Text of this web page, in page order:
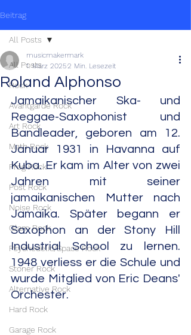
Beitrag
All Posts
Rock
Avantgarde Rock
Art Rock
Math Rock
Prog Rock
Post Rock
Noise Rock
Glam Rock
Psychedelic/Space Rock
Stoner Rock
Alternative Rock
Hard Rock
Garage Rock
All Posts
Roland Alphonso
musicmakermark
1. März 20252 Min. Lesezeit
Jamaikanischer Ska- und
Reggae-Saxophonist und
Bandleader, geboren am 12.
Januar 1931 in Havanna auf
Kuba. Er kam im Alter von zwei
Jahren mit seiner
jamaikanischen Mutter nach
Jamaika. Später begann er
Saxophon an der Stony Hill
Industrial School zu lernen.
1948 verliess er die Schule und
wurde Mitglied von Eric Deans'
Orchester.